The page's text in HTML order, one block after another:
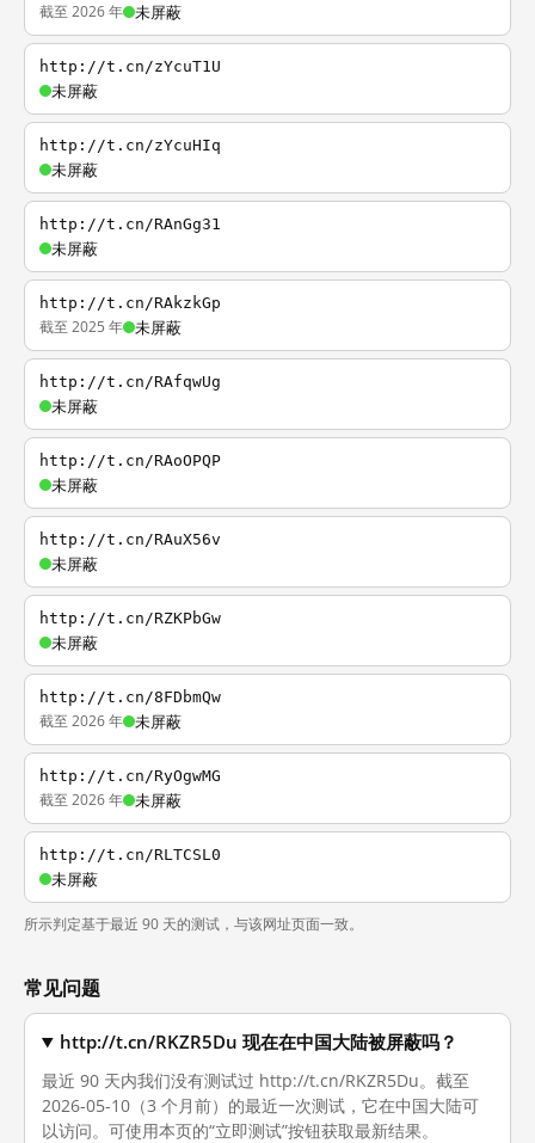
截至 2026 年 未屏蔽
http://t.cn/zYcuT1U
未屏蔽
http://t.cn/zYcuHIq
未屏蔽
http://t.cn/RAnGg31
未屏蔽
http://t.cn/RAkzkGp
截至 2025 年 未屏蔽
http://t.cn/RAfqwUg
未屏蔽
http://t.cn/RAoOPQP
未屏蔽
http://t.cn/RAuX56v
未屏蔽
http://t.cn/RZKPbGw
未屏蔽
http://t.cn/8FDbmQw
截至 2026 年 未屏蔽
http://t.cn/RyOgwMG
截至 2026 年 未屏蔽
http://t.cn/RLTCSL0
未屏蔽
所示判定基于最近 90 天的测试，与该网址页面一致。
常见问题
http://t.cn/RKZR5Du 现在在中国大陆被屏蔽吗？
最近 90 天内我们没有测试过 http://t.cn/RKZR5Du。截至
2026-05-10（3 个月前）的最近一次测试，它在中国大陆可
以访问。可使用本页的“立即测试”按钮获取最新结果。